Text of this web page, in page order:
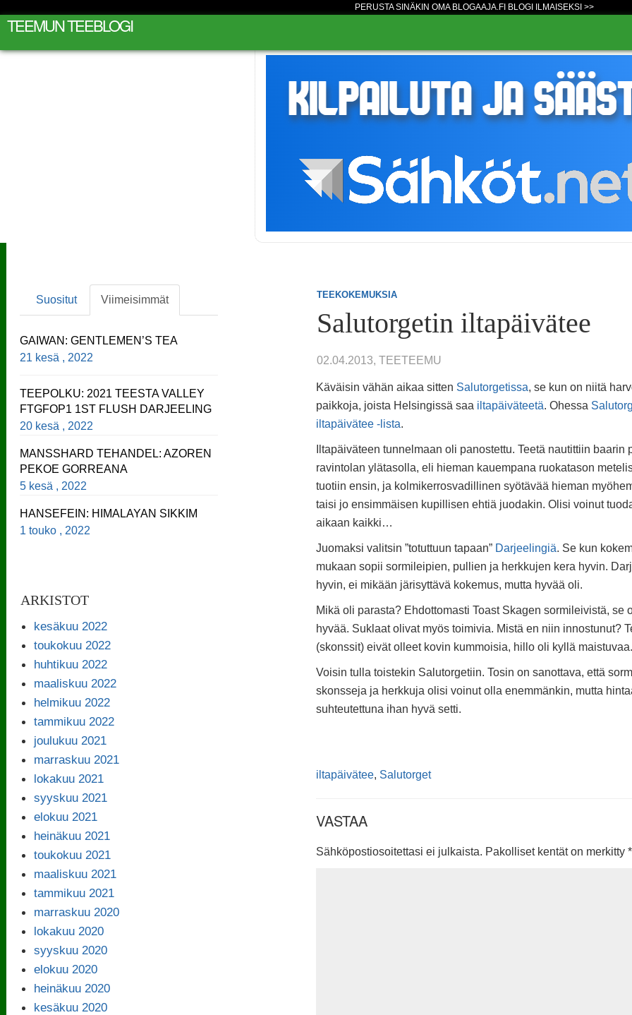
PERUSTA SINÄKIN OMA BLOGAAJA.FI BLOGI ILMAISEKSI >>
TEEMUN TEEBLOGI
TEEKOKEMUKSIA
Salutorgetin iltapäivätee
02.04.2013, TEETEEMU
Käväisin vähän aikaa sitten Salutorgetissa, se kun on niitä
paikkoja, joista Helsingissä saa iltapäiväteetä. Ohessa
iltapäivätee -lista.
Iltapäiväteen tunnelmaan oli panostettu. Teetä nautittiin baarin
ravintolan ylätasolla, eli hieman kauempana ruokatason
tuotiin ensin, ja kolmikerrosvadillinen syötävää hieman
taisi jo ensimmäisen kupillisen ehtiä juodakin. Olisi voinut
aikaan kaikki…
Juomaksi valitsin ”totuttuun tapaan” Darjeelingiä. Se kun
mukaan sopii sormileipien, pullien ja herkkujen kera hyvin.
hyvin, ei mikään järisyttävä kokemus, mutta hyvää oli.
Mikä oli parasta? Ehdottomasti Toast Skagen sormileivistä, se
hyvää. Suklaat olivat myös toimivia. Mistä en niin innostunut?
(skonssit) eivät olleet kovin kummoisia, hillo oli kyllä maistuvaa.
Voisin tulla toistekin Salutorgetiin. Tosin on sanottava, että
skonsseja ja herkkuja olisi voinut olla enemmänkin, mutta
suhteutettuna ihan hyvä setti.
iltapäivätee, Salutorget
VASTAA
Sähköpostiosoitettasi ei julkaista. Pakolliset kentät on merkitty *
Suositut Viimeisimmät
GAIWAN: GENTLEMEN’S TEA
21 kesä , 2022
TEEPOLKU: 2021 TEESTA VALLEY
FTGFOP1 1ST FLUSH DARJEELING
20 kesä , 2022
MANSSHARD TEHANDEL: AZOREN
PEKOE GORREANA
5 kesä , 2022
HANSEFEIN: HIMALAYAN SIKKIM
1 touko , 2022
ARKISTOT
kesäkuu 2022
toukokuu 2022
huhtikuu 2022
maaliskuu 2022
helmikuu 2022
tammikuu 2022
joulukuu 2021
marraskuu 2021
lokakuu 2021
syyskuu 2021
elokuu 2021
heinäkuu 2021
toukokuu 2021
maaliskuu 2021
tammikuu 2021
marraskuu 2020
lokakuu 2020
syyskuu 2020
elokuu 2020
heinäkuu 2020
kesäkuu 2020